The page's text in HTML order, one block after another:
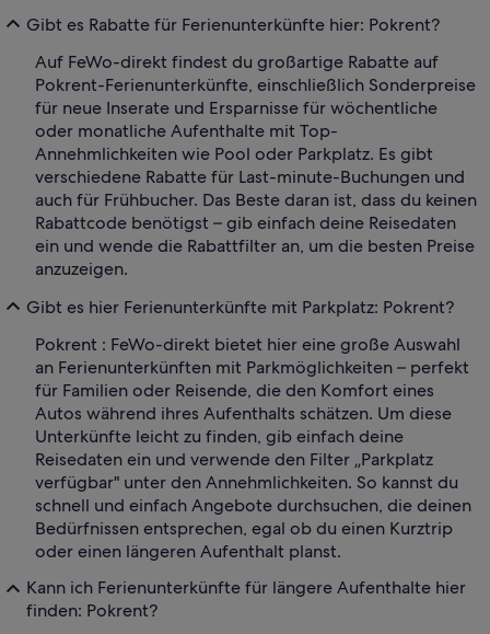
Gibt es Rabatte für Ferienunterkünfte hier: Pokrent?
Auf FeWo-direkt findest du großartige Rabatte auf
Pokrent-Ferienunterkünfte, einschließlich Sonderpreise
für neue Inserate und Ersparnisse für wöchentliche
oder monatliche Aufenthalte mit Top-
Annehmlichkeiten wie Pool oder Parkplatz. Es gibt
verschiedene Rabatte für Last-minute-Buchungen und
auch für Frühbucher. Das Beste daran ist, dass du keinen
Rabattcode benötigst – gib einfach deine Reisedaten
ein und wende die Rabattfilter an, um die besten Preise
anzuzeigen.
Gibt es hier Ferienunterkünfte mit Parkplatz: Pokrent?
Pokrent : FeWo-direkt bietet hier eine große Auswahl
an Ferienunterkünften mit Parkmöglichkeiten – perfekt
für Familien oder Reisende, die den Komfort eines
Autos während ihres Aufenthalts schätzen. Um diese
Unterkünfte leicht zu finden, gib einfach deine
Reisedaten ein und verwende den Filter „Parkplatz
verfügbar" unter den Annehmlichkeiten. So kannst du
schnell und einfach Angebote durchsuchen, die deinen
Bedürfnissen entsprechen, egal ob du einen Kurztrip
oder einen längeren Aufenthalt planst.
Kann ich Ferienunterkünfte für längere Aufenthalte hier
finden: Pokrent?